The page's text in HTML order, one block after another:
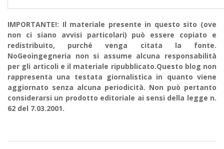
IMPORTANTE!: Il materiale presente in questo sito (ove
non ci siano avvisi particolari) può essere copiato e
redistribuito, purché venga citata la fonte.
NoGeoingegneria non si assume alcuna responsabilità
per gli articoli e il materiale ripubblicato.Questo blog non
rappresenta una testata giornalistica in quanto viene
aggiornato senza alcuna periodicità. Non può pertanto
considerarsi un prodotto editoriale ai sensi della legge n.
62 del 7.03.2001.